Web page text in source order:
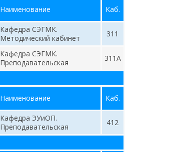
Наименование Каб.
Кафедра СЭГМК.
Методический кабинет
311
Кафедра СЭГМК.
Преподавательская
311А
Наименование Каб.
Кафедра ЭУиОП.
Преподавательская
412